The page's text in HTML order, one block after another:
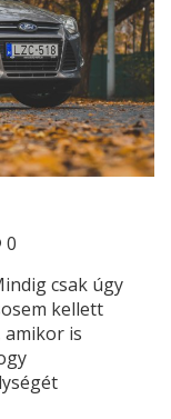
0
csak úgy
kellett
amikor is